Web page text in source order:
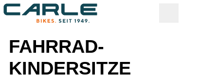
FAHRRAD-
KINDERSITZE